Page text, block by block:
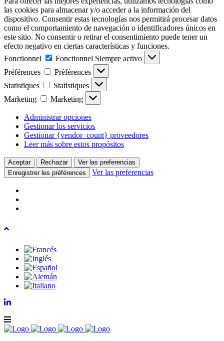
las cookies para almacenar y/o acceder a la información del
dispositivo. Consentir estas tecnologías nos permitirá procesar datos
como el comportamiento de navegación o identificadores únicos en
este sitio. No consentir o retirar el consentimiento puede tener un
efecto negativo en ciertas características y funciones.
Fonctionnel
Fonctionnel Siempre activo
Préférences
Préférences
Statistiques
Statistiques
Marketing
Marketing
Administrar opciones
Gestionar los servicios
Gestionar {vendor_count} proveedores
Leer más sobre estos propósitos
Aceptar Rechazar
Ver las preferencias
Enregistrer les préférences
Ver las preferencias